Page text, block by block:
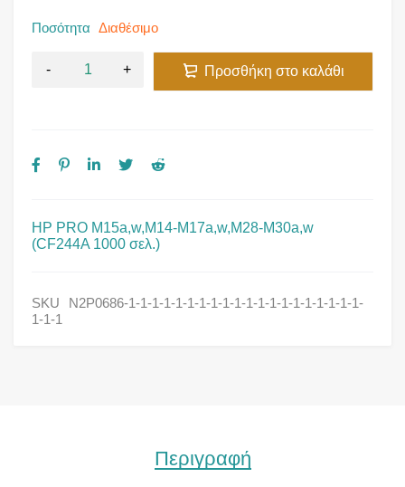
HP PRO M15a,w,M14-M17a,w,M28-M30a,w
(CF244A 1000 σελ.)
Ποσότητα Διαθέσιμο
Προσθήκη στο καλάθι
SKU
N2P0686-1-1-1-1-1-1-1-1-1-1-1-1-1-1-1-1-1-1-1-1-
1-1-1
Περιγραφή